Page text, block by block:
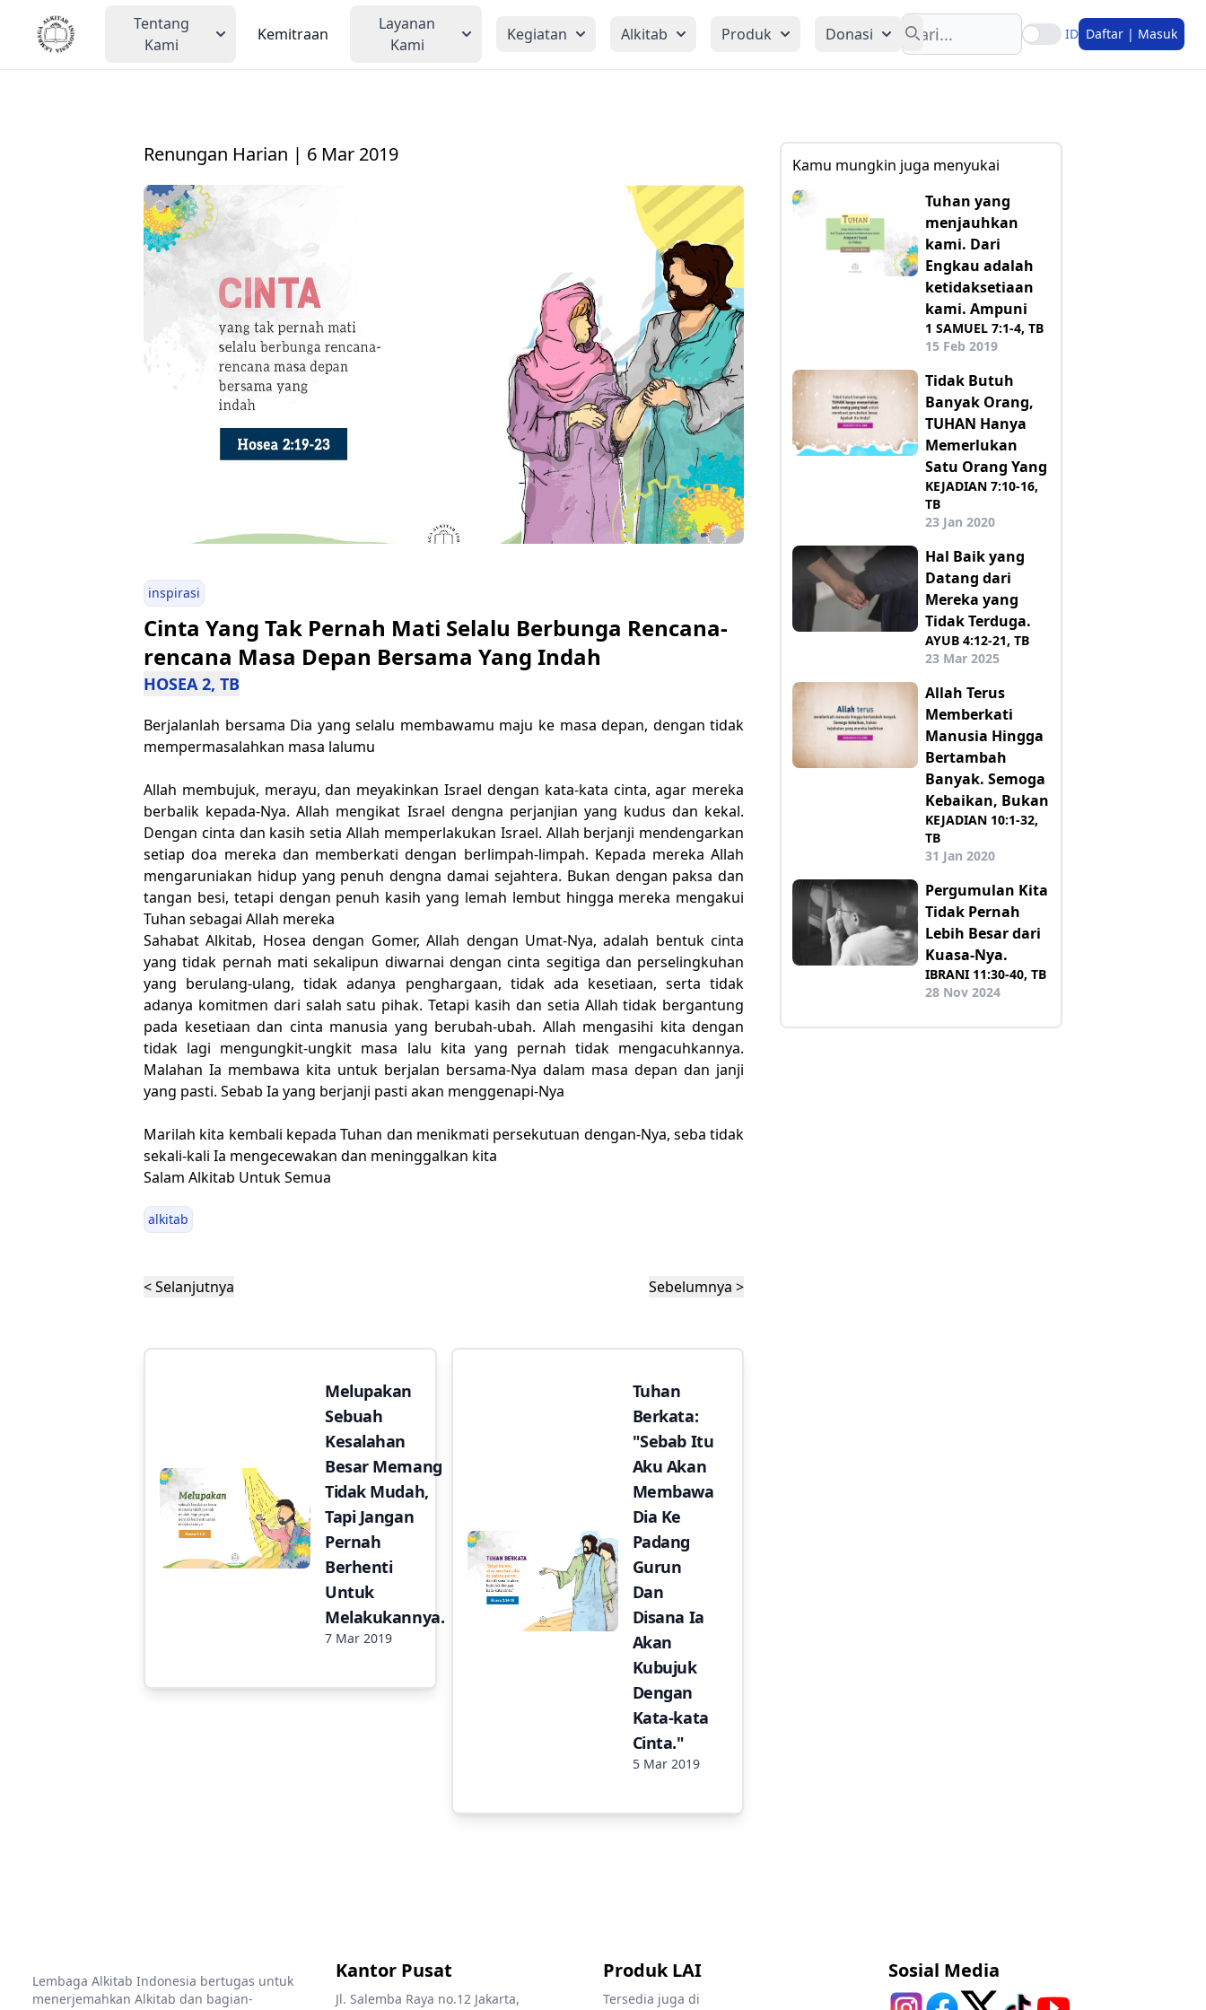
Tentang
Kami
Kemitraan
Layanan
Kami
Kegiatan Alkitab Produk Donasi
Search
ID Daftar | Masuk
Renungan Harian | 6 Mar 2019
inspirasi
Cinta Yang Tak Pernah Mati Selalu Berbunga Rencana-
rencana Masa Depan Bersama Yang Indah
HOSEA 2, TB
Berjalanlah bersama Dia yang selalu membawamu maju ke masa depan, dengan tidak
mempermasalahkan masa lalumu
Allah membujuk, merayu, dan meyakinkan Israel dengan kata-kata cinta, agar mereka
berbalik kepada-Nya. Allah mengikat Israel dengna perjanjian yang kudus dan kekal.
Dengan cinta dan kasih setia Allah memperlakukan Israel. Allah berjanji mendengarkan
setiap doa mereka dan memberkati dengan berlimpah-limpah. Kepada mereka Allah
mengaruniakan hidup yang penuh dengna damai sejahtera. Bukan dengan paksa dan
tangan besi, tetapi dengan penuh kasih yang lemah lembut hingga mereka mengakui
Tuhan sebagai Allah mereka
Sahabat Alkitab, Hosea dengan Gomer, Allah dengan Umat-Nya, adalah bentuk cinta
yang tidak pernah mati sekalipun diwarnai dengan cinta segitiga dan perselingkuhan
yang berulang-ulang, tidak adanya penghargaan, tidak ada kesetiaan, serta tidak
adanya komitmen dari salah satu pihak. Tetapi kasih dan setia Allah tidak bergantung
pada kesetiaan dan cinta manusia yang berubah-ubah. Allah mengasihi kita dengan
tidak lagi mengungkit-ungkit masa lalu kita yang pernah tidak mengacuhkannya.
Malahan Ia membawa kita untuk berjalan bersama-Nya dalam masa depan dan janji
yang pasti. Sebab Ia yang berjanji pasti akan menggenapi-Nya
Marilah kita kembali kepada Tuhan dan menikmati persekutuan dengan-Nya, seba tidak
sekali-kali Ia mengecewakan dan meninggalkan kita
Salam Alkitab Untuk Semua
alkitab
< Selanjutnya Sebelumnya >
Melupakan
Sebuah
Kesalahan
Besar Memang
Tidak Mudah,
Tapi Jangan
Pernah
Berhenti
Untuk
Melakukannya.
7 Mar 2019
Tuhan
Berkata:
"Sebab Itu
Aku Akan
Membawa
Dia Ke
Padang
Gurun
Dan
Disana Ia
Akan
Kubujuk
Dengan
Kata-kata
Cinta."
5 Mar 2019
Kamu mungkin juga menyukai
Tuhan yang
menjauhkan
kami. Dari
Engkau adalah
ketidaksetiaan
kami. Ampuni
1 SAMUEL 7:1-4, TB
15 Feb 2019
Tidak Butuh
Banyak Orang,
TUHAN Hanya
Memerlukan
Satu Orang Yang
KEJADIAN 7:10-16,
TB
23 Jan 2020
Hal Baik yang
Datang dari
Mereka yang
Tidak Terduga.
AYUB 4:12-21, TB
23 Mar 2025
Allah Terus
Memberkati
Manusia Hingga
Bertambah
Banyak. Semoga
Kebaikan, Bukan
KEJADIAN 10:1-32,
TB
31 Jan 2020
Pergumulan Kita
Tidak Pernah
Lebih Besar dari
Kuasa-Nya.
IBRANI 11:30-40, TB
28 Nov 2024
Lembaga Alkitab Indonesia bertugas untuk
menerjemahkan Alkitab dan bagian-
Kantor Pusat
Jl. Salemba Raya no.12 Jakarta,
Produk LAI
Tersedia juga di
Sosial Media